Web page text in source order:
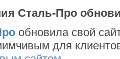
Сталь-Про
обновила свой
для